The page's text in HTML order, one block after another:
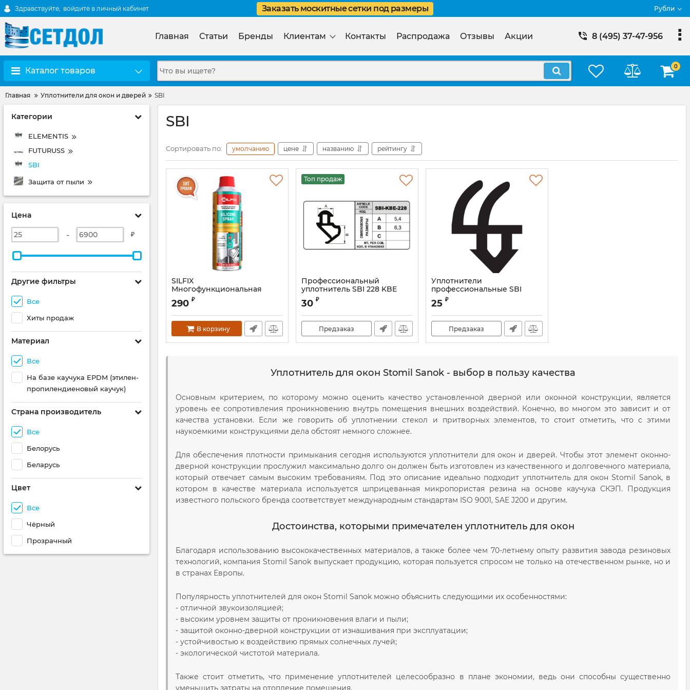
Здравствуйте, войдите в личный кабинет Заказать москитные сетки под размеры Рубли
Главная Статьи Бренды Клиентам Контакты Распродажа Отзывы Акции 8 (495) 37-47-956
Каталог товаров 0
Главная Уплотнители для окон и дверей SBI
Категории
ELEMENTIS
FUTURUSS
SBI
Защита от пыли
Цена
- ₽
Другие фильтры
Все
Хиты продаж
Материал
Все
На базе каучука EPDM (этилен-
пропилендиеновый каучук)
Страна производитель
Все
Белорусь
Беларусь
Цвет
Все
Чёрный
Прозрачный
SBI
Сортировать по: умолчанию цене названию рейтингу
SILFIX
Многофункциональная
силиконовая смазка 280 мл
290 ₽
В корзину
Топ продаж
Профессиональный
уплотнитель SBI 228 KBE
усиленный
30 ₽
Предзаказ
Уплотнители
профессиональные SBI
(РЕХАУ) усиленный
25 ₽
Предзаказ
Уплотнитель для окон Stomil Sanok - выбор в пользу качества
Основным критерием, по которому можно оценить качество установленной дверной или оконной конструкции, является
уровень ее сопротивления проникновению внутрь помещения внешних воздействий. Конечно, во многом это зависит и от
качества установки. Если же говорить об уплотнении стекол и притворных элементов, то стоит отметить, что с этими
наукоемкими конструкциями дела обстоят немного сложнее.
Для обеспечения плотности примыкания сегодня используются уплотнители для окон и дверей. Чтобы этот элемент оконно-
дверной конструкции прослужил максимально долго он должен быть изготовлен из качественного и долговечного материала,
который отвечает самым высоким требованиям. Под это описание идеально подходит уплотнитель для окон Stomil Sanok, в
котором в качестве материала используется шприцеванная микропористая резина на основе каучука СКЭП. Продукция
известного польского бренда соответствует международным стандартам ISO 9001, SAE J200 и другим.
Достоинства, которыми примечателен уплотнитель для окон
Благодаря использованию высококачественных материалов, а также более чем 70-летнему опыту развития завода резиновых
технологий, компания Stomil Sanok выпускает продукцию, которая пользуется спросом не только на отечественном рынке, но и
в странах Европы.
Популярность уплотнителей для окон Stomil Sanok можно объяснить следующими их особенностями:
- отличной звукоизоляцией;
- высоким уровнем защиты от проникновения влаги и пыли;
- защитой оконно-дверной конструкции от изнашивания при эксплуатации;
- устойчивостью к воздействию прямых солнечных лучей;
- экологической чистотой материала.
Также стоит отметить, что применение уплотнителей целесообразно в плане экономии, ведь они способны существенно
уменьшить затраты на отопление помещения.